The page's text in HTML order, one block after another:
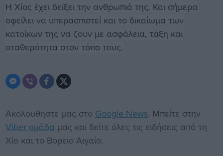
Η Χίος έχει δείξει την ανθρωπιά της. Και σήμερα
οφείλει να υπερασπιστεί και το δικαίωμα των
κατοίκων της να ζουν με ασφάλεια, τάξη και
σταθερότητα στον τόπο τους.
Ακολουθήστε μας στο Google News. Μπείτε στην
Viber ομάδα μας και δείτε όλες τις ειδήσεις από τη
Χίο και το Βόρειο Αιγαίο.